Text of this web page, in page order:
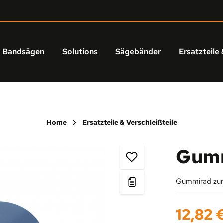
Bandsägen Solutions Sägebänder Ersatzteile
Home Ersatzteile & Verschleißteile
Gummirad
Regulärer
12,82